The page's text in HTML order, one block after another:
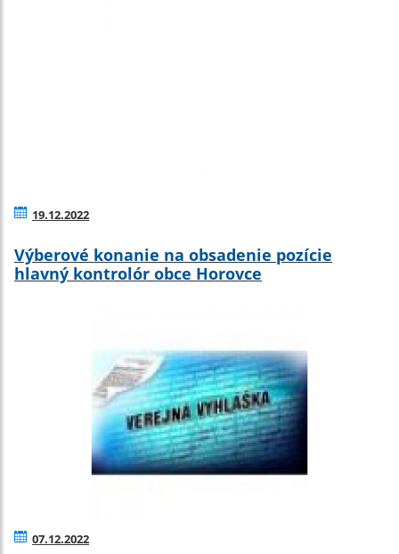
19.12.2022
Výberové konanie na obsadenie pozície
hlavný kontrolór obce Horovce
07.12.2022